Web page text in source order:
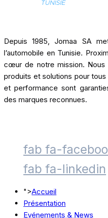
Depuis 1985, Jomaa SA
l’automobile en Tunisie.
cœur de notre mission. Nous
produits et solutions pour
et performance sont
des marques reconnues.
fab fa-
fab fa-linkedin
">Accueil
Présentation
Evénements & News